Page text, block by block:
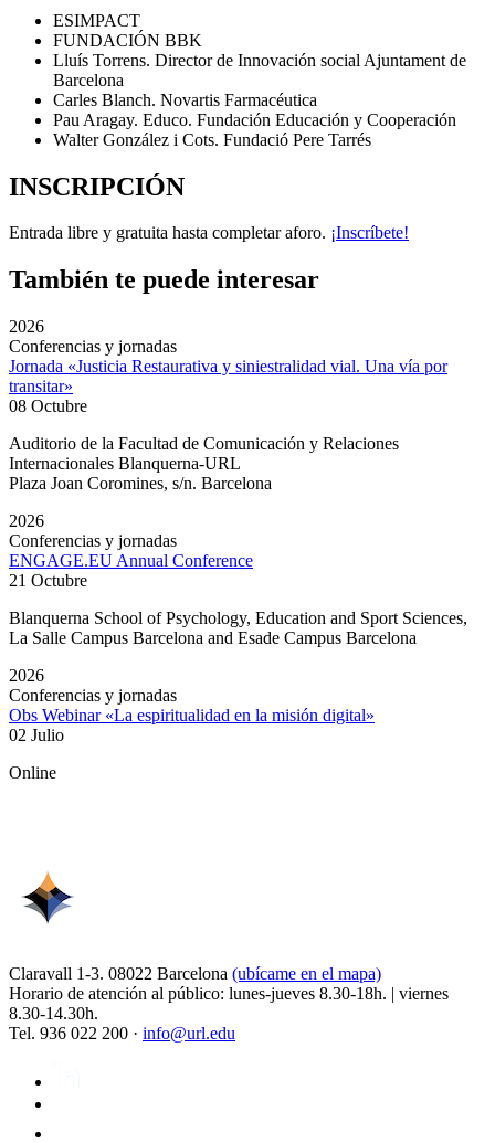
ESIMPACT
FUNDACIÓN BBK
Lluís Torrens. Director de Innovación social Ajuntament de
Barcelona
Carles Blanch. Novartis Farmacéutica
Pau Aragay. Educo. Fundación Educación y Cooperación
Walter González i Cots. Fundació Pere Tarrés
INSCRIPCIÓN
Entrada libre y gratuita hasta completar aforo. ¡Inscríbete!
También te puede interesar
2026
Conferencias y jornadas
Jornada «Justicia Restaurativa y siniestralidad vial. Una vía por
transitar»
08 Octubre
Auditorio de la Facultad de Comunicación y Relaciones
Internacionales Blanquerna-URL
Plaza Joan Coromines, s/n. Barcelona
2026
Conferencias y jornadas
ENGAGE.EU Annual Conference
21 Octubre
Blanquerna School of Psychology, Education and Sport Sciences,
La Salle Campus Barcelona and Esade Campus Barcelona
2026
Conferencias y jornadas
Obs Webinar «La espiritualidad en la misión digital»
02 Julio
Online
Claravall 1-3. 08022 Barcelona (ubícame en el mapa)
Horario de atención al público: lunes-jueves 8.30-18h. | viernes
8.30-14.30h.
Tel. 936 022 200 · info@url.edu